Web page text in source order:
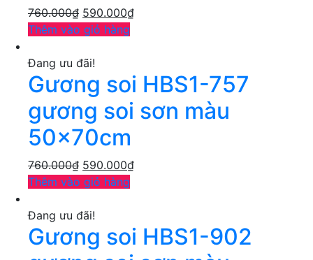
760.000₫ 590.000₫
Thêm vào giỏ hàng
Đang ưu đãi!
Gương soi HBS1-757
gương soi sơn màu
50x70cm
760.000₫ 590.000₫
Thêm vào giỏ hàng
Đang ưu đãi!
Gương soi HBS1-902